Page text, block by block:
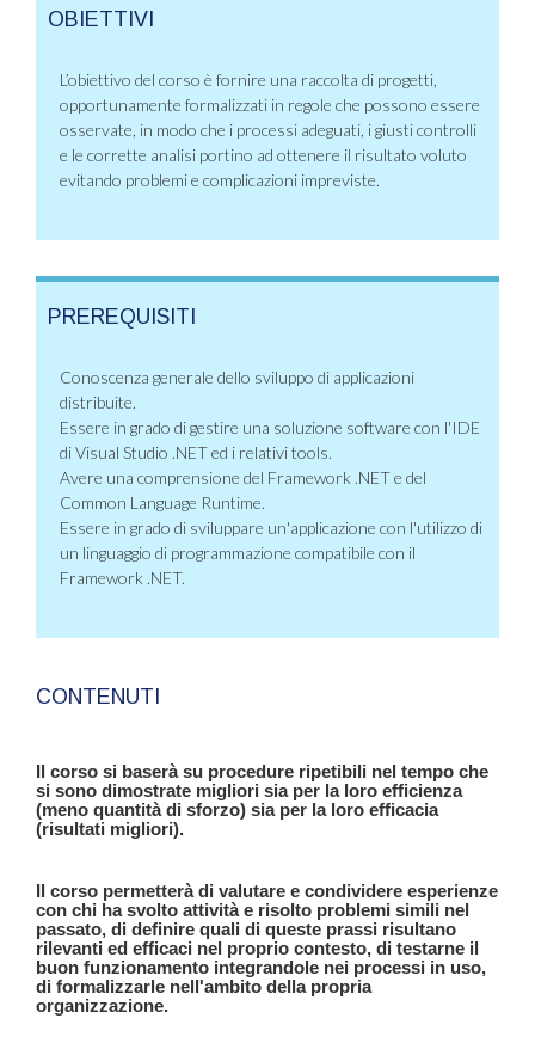
OBIETTIVI
L’obiettivo del corso è fornire una raccolta di progetti,
opportunamente formalizzati in regole che possono essere
osservate, in modo che i processi adeguati, i giusti controlli
e le corrette analisi portino ad ottenere il risultato voluto
evitando problemi e complicazioni impreviste.
PREREQUISITI
Conoscenza generale dello sviluppo di applicazioni
distribuite.
Essere in grado di gestire una soluzione software con l'IDE
di Visual Studio .NET ed i relativi tools.
Avere una comprensione del Framework .NET e del
Common Language Runtime.
Essere in grado di sviluppare un'applicazione con l'utilizzo di
un linguaggio di programmazione compatibile con il
Framework .NET.
CONTENUTI
Il corso si baserà su procedure ripetibili nel tempo che
si sono dimostrate migliori sia per la loro efficienza
(meno quantità di sforzo) sia per la loro efficacia
(risultati migliori).
Il corso permetterà di valutare e condividere esperienze
con chi ha svolto attività e risolto problemi simili nel
passato, di definire quali di queste prassi risultano
rilevanti ed efficaci nel proprio contesto, di testarne il
buon funzionamento integrandole nei processi in uso,
di formalizzarle nell'ambito della propria
organizzazione.